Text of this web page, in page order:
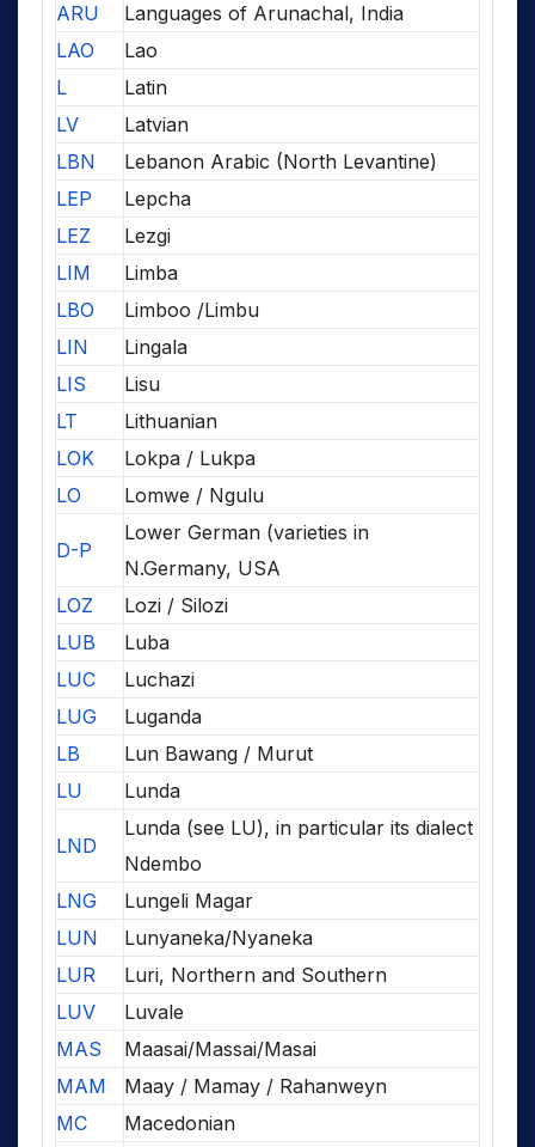
ARU
Languages of Arunachal, India
LAO
Lao
L
Latin
LV
Latvian
LBN
Lebanon Arabic (North Levantine)
LEP
Lepcha
LEZ
Lezgi
LIM
Limba
LBO
Limboo /Limbu
LIN
Lingala
LIS
Lisu
LT
Lithuanian
LOK
Lokpa / Lukpa
LO
Lomwe / Ngulu
D-P
Lower German (varieties in
N.Germany, USA
LOZ
Lozi / Silozi
LUB
Luba
LUC
Luchazi
LUG
Luganda
LB
Lun Bawang / Murut
LU
Lunda
LND
Lunda (see LU), in particular its dialect
Ndembo
LNG
Lungeli Magar
LUN
Lunyaneka/Nyaneka
LUR
Luri, Northern and Southern
LUV
Luvale
MAS
Maasai/Massai/Masai
MAM
Maay / Mamay / Rahanweyn
MC
Macedonian